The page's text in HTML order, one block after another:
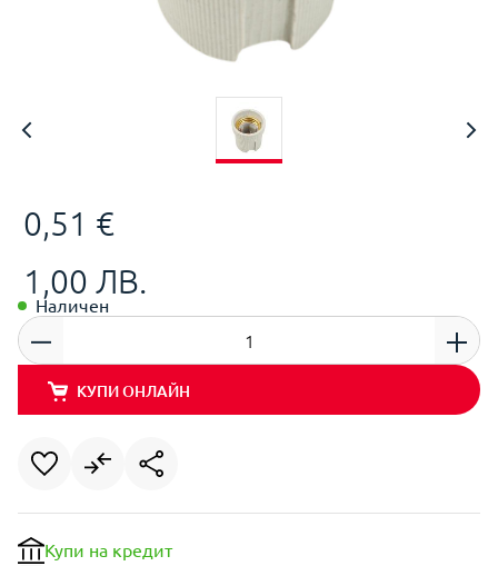
0,51 €
1,00 ЛВ.
Наличен
КУПИ ОНЛАЙН
Купи на кредит